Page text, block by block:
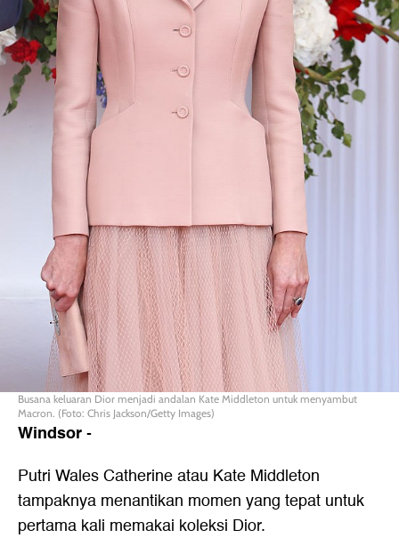
Busana keluaran Dior menjadi andalan Kate Middleton untuk menyambut
Macron. (Foto: Chris Jackson/Getty Images)
Windsor-
Putri Wales Catherine atau Kate Middleton
tampaknya menantikan momen yang tepat untuk
pertama kali memakai koleksi Dior.